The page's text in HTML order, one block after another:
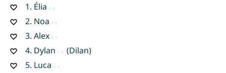
1. Élia
2. Noa
3. Alex
4. Dylan
(Dilan)
5. Luca